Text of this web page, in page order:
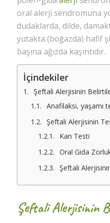
oral alerji sendromuna
dudaklarda, dilde,
yutakta (boğazda) hafif
başına ağızda kaşıntıdır.
İçindekiler
Şeftali Alerjisinin
Anafilaksi, yaşamı tehdit eden
Şeftali Alerjisinin
Kan Testi
Oral Gıda
Şeftali
Şeftali Alerjisinin